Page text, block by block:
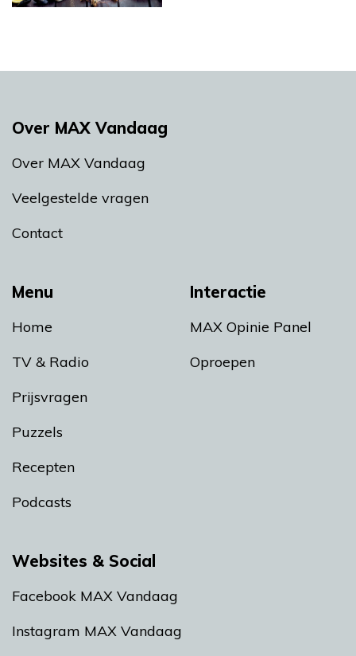
Menu
Home
TV & Radio
Prijsvragen
Puzzels
Recepten
Podcasts
Interactie
MAX Opinie Panel
Oproepen
Over MAX Vandaag
Over MAX Vandaag
Veelgestelde vragen
Contact
Websites & Social
Facebook MAX Vandaag
Instagram MAX Vandaag